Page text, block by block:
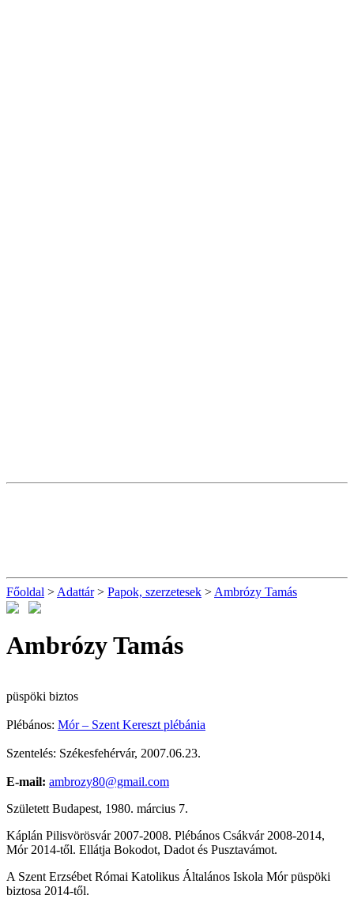
Főoldal > Adattár> Papok, szerzetesek > Ambrózy Tamás
Ambrózy Tamás
püspöki biztos
Plébános: Mór – Szent Kereszt plébánia
Szentelés: Székesfehérvár, 2007.06.23.
E-mail: ambrozy80@gmail.com
Született Budapest, 1980. március 7.
Káplán Pilisvörösvár 2007-2008. Plébános Csákvár 2008-2014,
Mór 2014-től. Ellátja Bokodot, Dadot és Pusztavámot.
A Szent Erzsébet Római Katolikus Általános Iskola Mór püspöki
biztosa 2014-től.